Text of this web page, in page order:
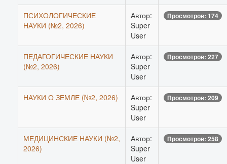
ПСИХОЛОГИЧЕСКИЕ
НАУКИ (№2, 2026)
Автор:
Super
User
Просмотров: 174
ПЕДАГОГИЧЕСКИЕ НАУКИ
(№2, 2026)
Автор:
Super
User
Просмотров: 227
НАУКИ О ЗЕМЛЕ (№2, 2026)
Автор:
Super
User
Просмотров: 209
МЕДИЦИНСКИЕ НАУКИ (№2,
2026)
Автор:
Super
User
Просмотров: 258